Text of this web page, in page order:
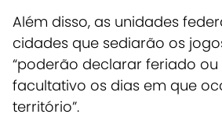
Além disso, as unidades
cidades que sediarão os
“poderão declarar feriado
facultativo os dias em que
território”.